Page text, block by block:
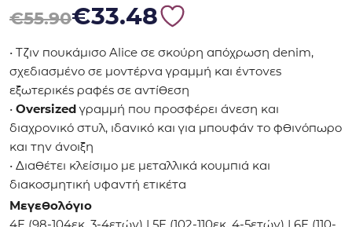
€55.90
Original price was: €55.90.
€33.48
Η τρέχουσα τιμή είναι: €33.48.
• Τζιν πουκάμισο Alice σε σκούρη απόχρωση denim,
σχεδιασμένο σε μοντέρνα γραμμή και έντονες
εξωτερικές ραφές σε αντίθεση
• Oversizedγραμμή που προσφέρει άνεση και
διαχρονικό στυλ, ιδανικό και για μπουφάν το φθινόπωρο
και την άνοιξη
• Διαθέτει κλείσιμο με μεταλλικά κουμπιά και
διακοσμητική υφαντή ετικέτα
Mεγεθολόγιο